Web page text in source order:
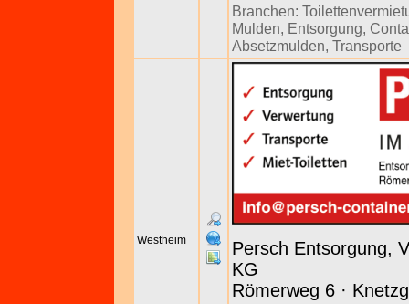
Branchen:
Mulden Entsorgung
Absetzmulden Transporte
Westheim
Persch Entsorgung,
KG
Römerweg 6 ·